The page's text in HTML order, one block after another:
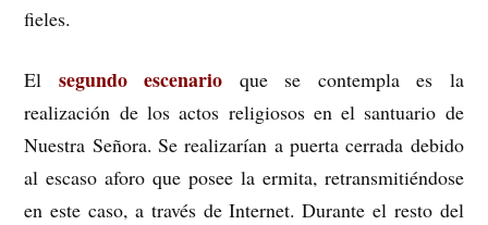
fieles.
El segundo escenario que se contempla es la
realización de los actos religiosos en el santuario de
Nuestra Señora. Se realizarían a puerta cerrada debido
al escaso aforo que posee la ermita, retransmitiéndose
en este caso, a través de Internet. Durante el resto del